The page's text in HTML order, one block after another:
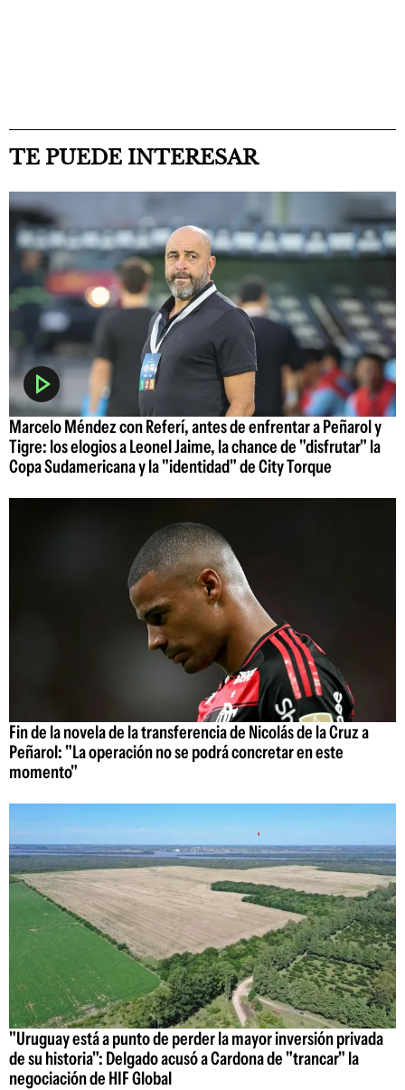
TE PUEDE INTERESAR
Marcelo Méndez con Referí, antes de enfrentar a Peñarol y
Tigre: los elogios a Leonel Jaime, la chance de "disfrutar" la
Copa Sudamericana y la "identidad" de City Torque
Fin de la novela de la transferencia de Nicolás de la Cruz a
Peñarol: "La operación no se podrá concretar en este
momento"
"Uruguay está a punto de perder la mayor inversión privada
de su historia": Delgado acusó a Cardona de "trancar" la
negociación de HIF Global